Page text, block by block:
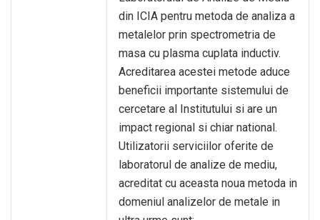
din ICIA pentru metoda de analiza a
metalelor prin spectrometria de
masa cu plasma cuplata inductiv.
Acreditarea acestei metode aduce
beneficii importante sistemului de
cercetare al Institutului si are un
impact regional si chiar national.
Utilizatorii serviciilor oferite de
laboratorul de analize de mediu,
acreditat cu aceasta noua metoda in
domeniul analizelor de metale in